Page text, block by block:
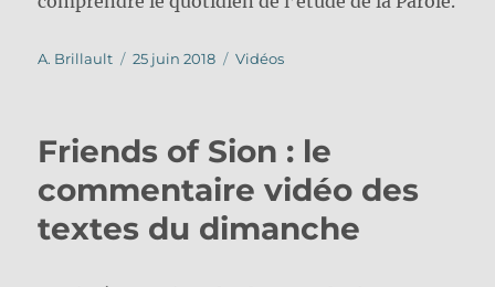
Auteur
A. Brillault
Publié
25 juin 2018 Catégories
Vidéos
Friends of Sion : le
commentaire vidéo des
textes du dimanche